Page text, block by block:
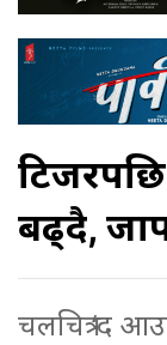
बढ्दै,
चलचित्र ‘द